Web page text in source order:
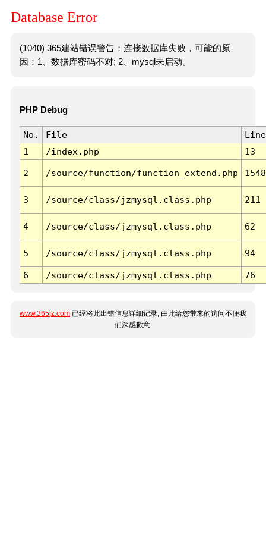
Database Error
(1040) 365建站错误警告：连接数据库失败，可能的原
因：1、数据库密码不对; 2、mysql未启动。
PHP Debug
No. File
Line
1
/index.php 13
2 /source/function/function_extend.php 1548
3 /source/class/jzmysql.class.php 211
4 /source/class/jzmysql.class.php 62
5 /source/class/jzmysql.class.php 94
6 /source/class/jzmysql.class.php 76
www.365jz.com 已经将此出错信息详细记录, 由此给您带来的访问不便我
们深感歉意.